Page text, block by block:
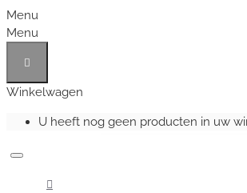
Menu
Menu
Winkelwagen
U heeft nog geen producten in uw